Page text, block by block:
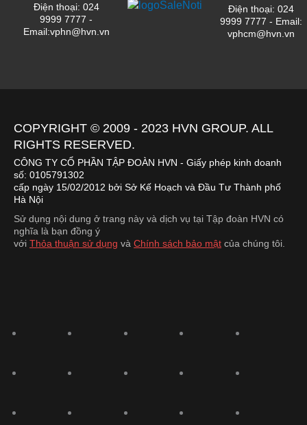
Điện thoại: 024
9999 7777 -
Email:vphn@hvn.vn
Điện thoại: 024
9999 7777 - Email:
vphcm@hvn.vn
COPYRIGHT © 2009 - 2023 HVN GROUP. ALL
RIGHTS RESERVED.
CÔNG TY CỔ PHẦN TẬP ĐOÀN HVN - Giấy phép kinh doanh
số: 0105791302
cấp ngày 15/02/2012 bởi Sở Kế Hoạch và Đầu Tư Thành phố
Hà Nội
Sử dụng nội dung ở trang này và dịch vụ tại Tập đoàn HVN có
nghĩa là bạn đồng ý
với Thỏa thuận sử dụng và Chính sách bảo mật của chúng tôi.